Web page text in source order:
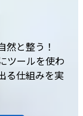
然と整う！
ツールを使わ
る仕組みを実